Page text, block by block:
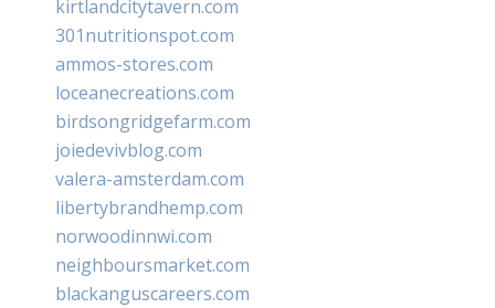
kirtlandcitytavern.com
301nutritionspot.com
ammos-stores.com
loceanecreations.com
birdsongridgefarm.com
joiedevivblog.com
valera-amsterdam.com
libertybrandhemp.com
norwoodinnwi.com
neighboursmarket.com
blackanguscareers.com